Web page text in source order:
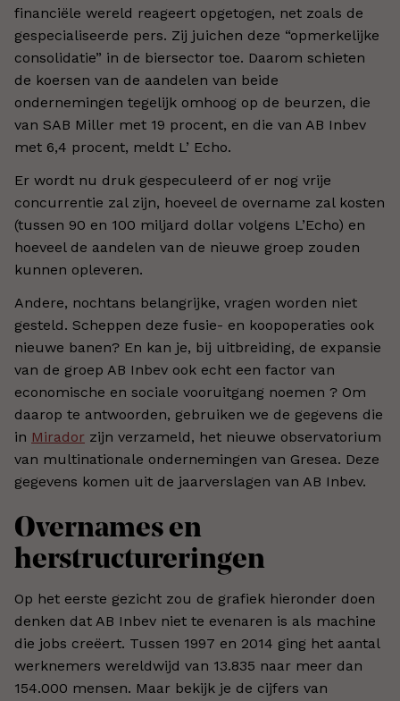
financiële wereld reageert opgetogen, net zoals de
gespecialiseerde pers. Zij juichen deze “opmerkelijke
consolidatie” in de biersector toe. Daarom schieten
de koersen van de aandelen van beide
ondernemingen tegelijk omhoog op de beurzen, die
van SAB Miller met 19 procent, en die van AB Inbev
met 6,4 procent, meldt L’ Echo.
Er wordt nu druk gespeculeerd of er nog vrije
concurrentie zal zijn, hoeveel de overname zal kosten
(tussen 90 en 100 miljard dollar volgens L’Echo) en
hoeveel de aandelen van de nieuwe groep zouden
kunnen opleveren.
Andere, nochtans belangrijke, vragen worden niet
gesteld. Scheppen deze fusie- en koopoperaties ook
nieuwe banen? En kan je, bij uitbreiding, de expansie
van de groep AB Inbev ook echt een factor van
economische en sociale vooruitgang noemen ? Om
daarop te antwoorden, gebruiken we de gegevens die
in Mirador zijn verzameld, het nieuwe observatorium
van multinationale ondernemingen van Gresea. Deze
gegevens komen uit de jaarverslagen van AB Inbev.
Overnames en
herstructureringen
Op het eerste gezicht zou de grafiek hieronder doen
denken dat AB Inbev niet te evenaren is als machine
die jobs creëert. Tussen 1997 en 2014 ging het aantal
werknemers wereldwijd van 13.835 naar meer dan
154.000 mensen. Maar bekijk je de cijfers van